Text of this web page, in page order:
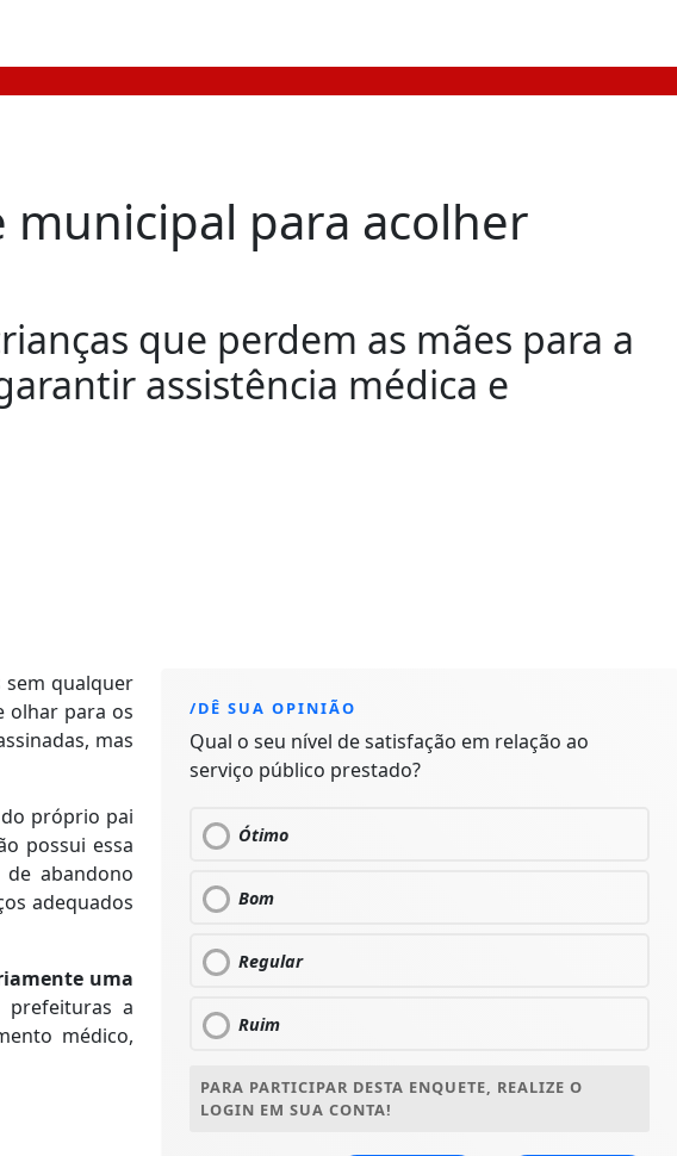
municipal para acolher
que perdem as mães para a
assistência médica e
sem qualquer
olhar para os
mas
próprio pai
possui essa
abandono
adequados
uma
prefeituras a
médico,
/DÊ SUA OPINIÃO
Qual o seu nível de satisfação em relação ao
serviço público prestado?
Ótimo
Bom
Regular
Ruim
PARA PARTICIPAR DESTA ENQUETE, REALIZE O
LOGIN EM SUA CONTA!